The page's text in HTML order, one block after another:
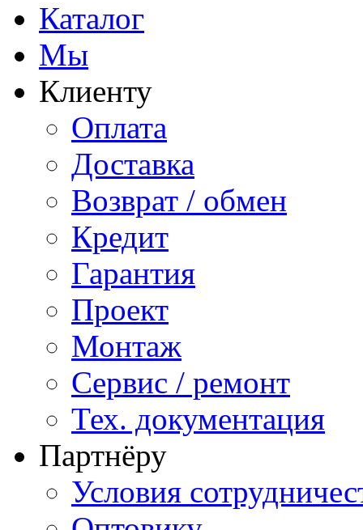
Каталог
Мы
Клиенту
Оплата
Доставка
Возврат / обмен
Кредит
Гарантия
Проект
Монтаж
Сервис / ремонт
Тех. документация
Партнёру
Условия